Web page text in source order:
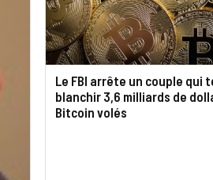
Le FBI arrête un couple qui
blanchir 3,6 milliards de
Bitcoin volés